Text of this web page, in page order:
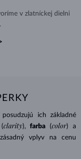
v zlatníckej dielni
ich základné
(clarity), farba (color) a
vplyv na cenu